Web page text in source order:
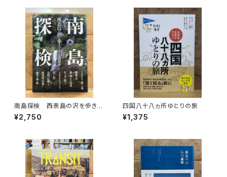
南島探検 西表島の沢を歩きつ
くす
¥2,750
四国八十八ヵ所ゆとりの旅
¥1,375